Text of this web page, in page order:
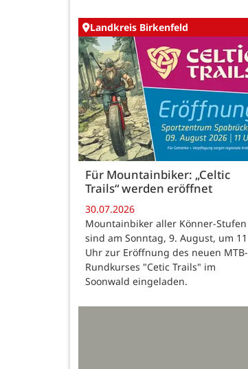
Landkreis Birkenfeld
Für Mountainbiker: „Celtic
Trails“ werden eröffnet
30.07.2026
Mountainbiker aller Könner-Stufen
sind am Sonntag, 9. August, um 11
Uhr zur Eröffnung des neuen MTB-
Rundkurses "Cetic Trails" im
Soonwald eingeladen.